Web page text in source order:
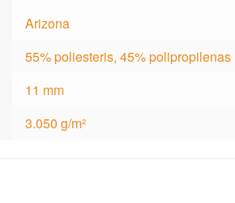
Arizona
55% poliesteris, 45% polipropilenas
11 mm
3.050 g/m²